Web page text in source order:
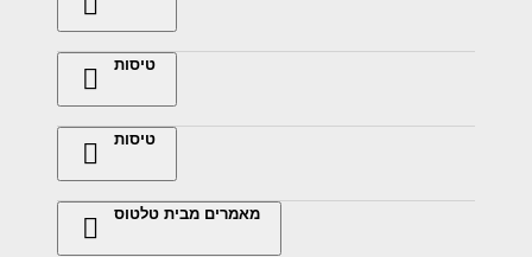
טיסות
טיסות
מאמרים מבית טלטוס